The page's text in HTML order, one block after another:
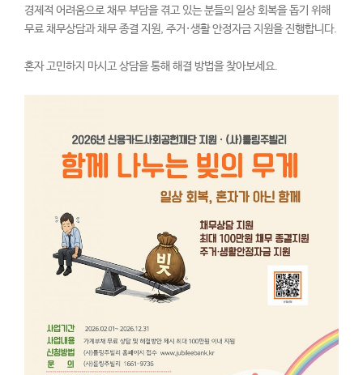
경제적 어려움으로 채무 부담을 겪고 있는 분들의 일상 회복을 돕기 위해
무료 채무상담과 채무 종결 지원, 주거·생활 안정자금 지원을 진행합니다.
혼자 고민하지 마시고 상담을 통해 해결 방법을 찾아보세요.